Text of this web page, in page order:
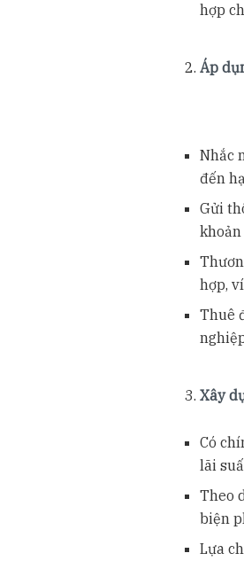
hợp
Áp
Nhắc
đến
Gửi
hợp,
Thuê
Xây
Có
lãi
Theo
biện
Lựa